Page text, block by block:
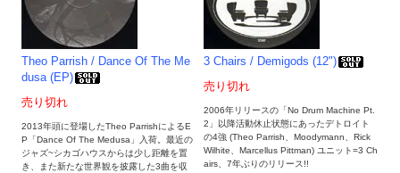
Theo Parrish / Dance Of The Me
dusa (EP)
売り切れ
2013年頭に登場したTheo ParrishによるE
P「Dance Of The Medusa」入荷。最近の
ジャズ~シカゴハウスからは少し距離を置
き、また新たな世界観を披露した3曲を収
3 Chairs / Demigods (12")
売り切れ
2006年リリースの「No Drum Machine Pt.
2」以降活動休止状態にあったデトロイト
の4強 (Theo Parrish、Moodymann、Rick
Wilhite、Marcellus Pittman) ユニット=3 Ch
airs、7年ぶりのリリース!!